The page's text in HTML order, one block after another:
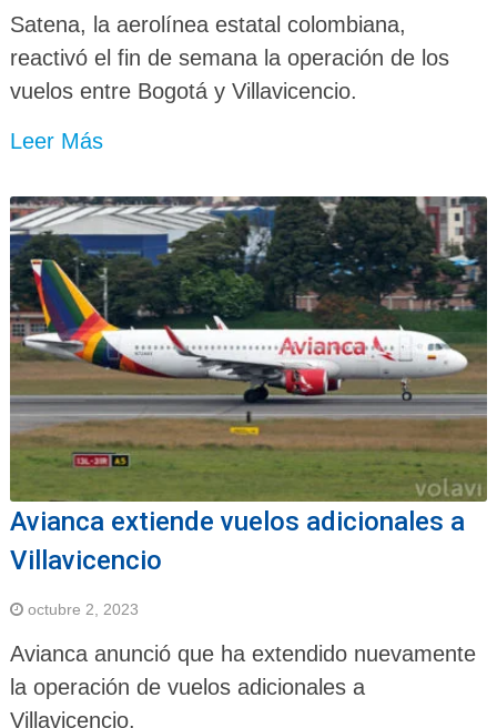
Satena, la aerolínea estatal colombiana,
reactivó el fin de semana la operación de los
vuelos entre Bogotá y Villavicencio.
Leer Más
Avianca extiende vuelos adicionales a
Villavicencio
octubre 2, 2023
Avianca anunció que ha extendido nuevamente
la operación de vuelos adicionales a
Villavicencio.